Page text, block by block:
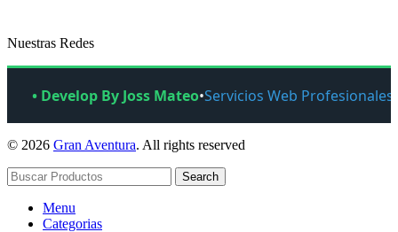
Nuestras Redes
• Develop By Joss Mateo•Servicios Web Profesionales
© 2026 Gran Aventura. All rights reserved
Search
Menu
Categorias